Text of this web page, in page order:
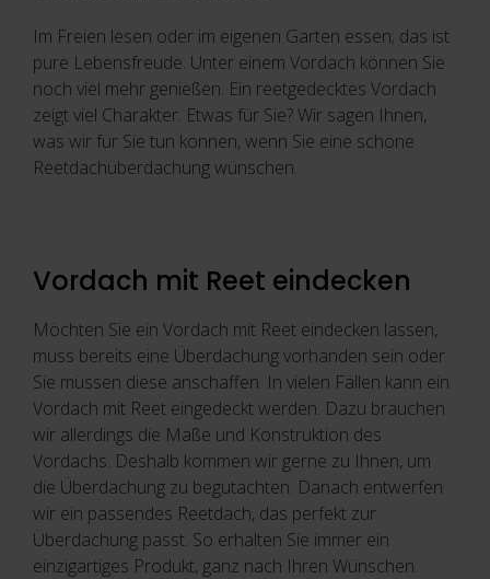
Im Freien lesen oder im eigenen Garten essen; das ist
pure Lebensfreude. Unter einem Vordach können Sie
noch viel mehr genießen. Ein reetgedecktes Vordach
zeigt viel Charakter. Etwas für Sie? Wir sagen Ihnen,
was wir für Sie tun können, wenn Sie eine schöne
Reetdachüberdachung wünschen.
Vordach mit Reet eindecken
Möchten Sie ein Vordach mit Reet eindecken lassen,
muss bereits eine Überdachung vorhanden sein oder
Sie müssen diese anschaffen. In vielen Fällen kann ein
Vordach mit Reet eingedeckt werden. Dazu brauchen
wir allerdings die Maße und Konstruktion des
Vordachs. Deshalb kommen wir gerne zu Ihnen, um
die Überdachung zu begutachten. Danach entwerfen
wir ein passendes Reetdach, das perfekt zur
Überdachung passt. So erhalten Sie immer ein
einzigartiges Produkt, ganz nach Ihren Wünschen.